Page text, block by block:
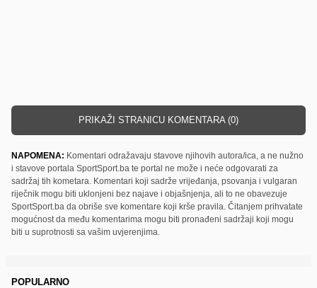
PRIKAŽI STRANICU KOMENTARA (0)
NAPOMENA: Komentari odražavaju stavove njihovih autora/ica, a ne nužno
i stavove portala SportSport.ba te portal ne može i neće odgovarati za
sadržaj tih kometara. Komentari koji sadrže vrijeđanja, psovanja i vulgaran
riječnik mogu biti uklonjeni bez najave i objašnjenja, ali to ne obavezuje
SportSport.ba da obriše sve komentare koji krše pravila. Čitanjem prihvatate
mogućnost da među komentarima mogu biti pronađeni sadržaji koji mogu
biti u suprotnosti sa vašim uvjerenjima.
POPULARNO